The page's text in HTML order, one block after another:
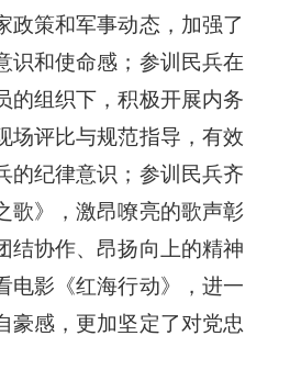
政策和军事动态，加强了
识和使命感；参训民兵在
的组织下，积极开展内务
场评比与规范指导，有效
的纪律意识；参训民兵齐
歌》，激昂嘹亮的歌声彰
结协作、昂扬向上的精神
电影《红海行动》，进一
豪感，更加坚定了对党忠